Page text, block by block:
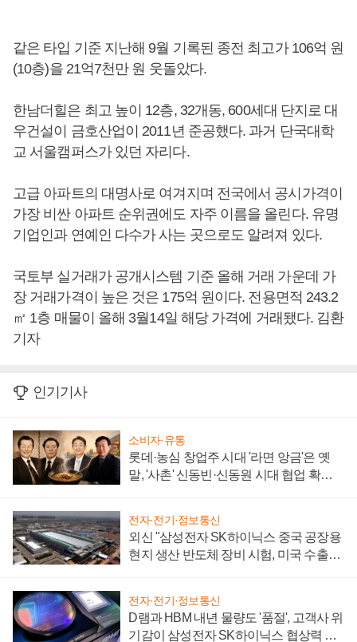
같은 타입 기준 지난해 9월 기록된 종전 최고가 106억 원
(10층)을 21억7천만 원 웃돌았다.
한남더힐은 최고 높이 12층, 32개동, 600세대 단지로 대
우건설이 금호산업이 2011년 준공했다. 과거 단국대학
교 서울캠퍼스가 있던 자리다.
고급 아파트의 대명사로 여겨지며 전국에서 공시가격이
가장 비싼 아파트 순위권에도 자주 이름을 올린다. 유명
기업인과 연예인 다수가 사는 곳으로도 알려져 있다.
국토부 실거래가 공개시스템 기준 올해 거래 가운데 가
장 거래가격이 높은 것은 175억 원이다. 전용면적 243.2
㎡ 1층 매물이 올해 3월14일 해당 가격에 거래됐다. 김환
기자
인기기사
소비자·유통
롯데·농심 창업주 시대 '라면 앙금'은 옛
말, '사촌' 신동빈·신동원 시대 협업 확대
전자·전기·정보통신
외신 "삼성전자 SK하이닉스 중국 공장용
현지 생산 반도체 장비 시험, 미국 수출통
전자·전기·정보통신
D램과 HBM 내년 물량도 '품절', 고객사 위
기감이 삼성전자 SK하이닉스 협상력 더